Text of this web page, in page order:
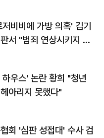
비비에 가방 의혹' 김기
서 "범죄 연상시키지 말
우스' 논란 황희 "청년
아리지 못했다"
회 '심판 성접대' 수사 검